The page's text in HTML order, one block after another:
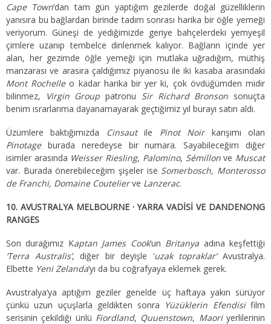
Cape Town’dan tam gün yaptığım gezilerde doğal güzelliklerin
yanısıra bu bağlardan birinde tadım sonrası harika bir öğle yemeği
veriyorum. Güneşi de yediğimizde geriye bahçelerdeki yemyeşil
çimlere uzanıp tembelce dinlenmek kalıyor. Bağların içinde yer
alan, her gezimde öğle yemeği için mutlaka uğradığım, müthiş
manzarası ve arasıra çaldığımız piyanosu ile iki kasaba arasındaki
Mont Rochelleo kadar harika bir yer ki, çok övdüğümden midir
bilinmez,
Virgin Group patronu Sir Richard Bronson sonuçta
benim ısrarlarıma dayanamayarak geçtiğimiz yıl burayı satın aldı.
Üzümlere baktığımızda Cinsautile Pinot Noirkarışımı olan
Pinotage burada neredeyse bir numara. Sayabileceğim diğer
isimler arasında Weisser Riesling, Palomino, Sémillonve Muscat
var. Burada önerebileceğim şişeler ise Somerbosch, Monterosso
de Franchi, Domaine Coutelierve Lanzerac.
10. AVUSTRALYA MELBOURNE · YARRA VADİSİ VE DANDENONG
RANGES
Son durağımız Kaptan James Cook’un Britanya adına keşfettiği
‘Terra Australis’, diğer bir deyişle ‘uzak topraklar’Avustralya.
Elbette Yeni Zelanda’yı da bu coğrafyaya eklemek gerek.
Avustralya’ya aptığım geziler genelde üç haftaya yakın sürüyor
çünkü uzun uçuşlarla geldikten sonra Yüzüklerin Efendisifilm
serisinin çekildiği ünlü Fiordland, Quuenstown, Maoriyerlilerinin